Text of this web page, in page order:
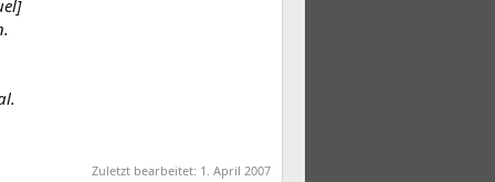
Zuletzt bearbeitet: 1. April 2007